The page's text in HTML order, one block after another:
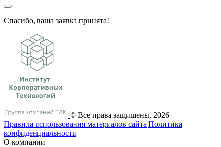
Спасибо, ваша заявка принята!
© Все права защищены, 2026
Правила использования материалов сайта Политика
конфиденциальности
О компании